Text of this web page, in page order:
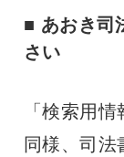
■ あおき司
さい
「検索用
同様、司